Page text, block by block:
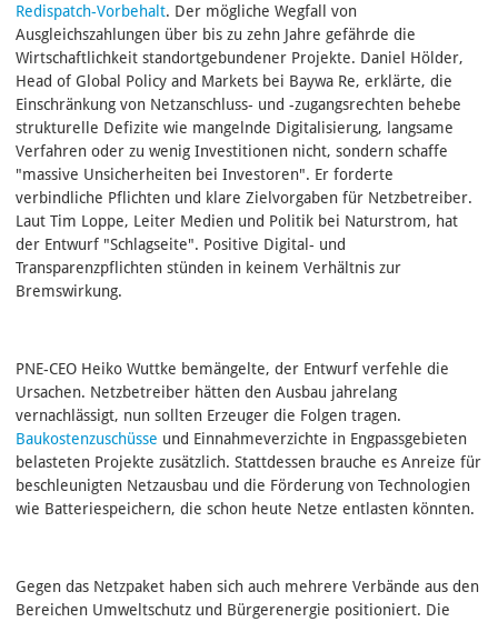
Redispatch‑Vorbehalt. Der mögliche Wegfall von
Ausgleichszahlungen über bis zu zehn Jahre gefährde die
Wirtschaftlichkeit standortgebundener Projekte. Daniel Hölder,
Head of Global Policy and Markets bei Baywa Re, erklärte, die
Einschränkung von Netzanschluss‑ und -zugangsrechten behebe
strukturelle Defizite wie mangelnde Digitalisierung, langsame
Verfahren oder zu wenig Investitionen nicht, sondern schaffe
"massive Unsicherheiten bei Investoren". Er forderte
verbindliche Pflichten und klare Zielvorgaben für Netzbetreiber.
Laut Tim Loppe, Leiter Medien und Politik bei Naturstrom, hat
der Entwurf "Schlagseite". Positive Digital‑ und
Transparenzpflichten stünden in keinem Verhältnis zur
Bremswirkung.
PNE‑CEO Heiko Wuttke bemängelte, der Entwurf verfehle die
Ursachen. Netzbetreiber hätten den Ausbau jahrelang
vernachlässigt, nun sollten Erzeuger die Folgen tragen.
Baukostenzuschüsse und Einnahmeverzichte in Engpassgebieten
belasteten Projekte zusätzlich. Stattdessen brauche es Anreize für
beschleunigten Netzausbau und die Förderung von Technologien
wie Batteriespeichern, die schon heute Netze entlasten könnten.
Gegen das Netzpaket haben sich auch mehrere Verbände aus den
Bereichen Umweltschutz und Bürgerenergie positioniert. Die